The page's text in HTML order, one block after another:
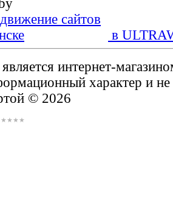
в
интернет-
характер и не
© 2026
★★★★